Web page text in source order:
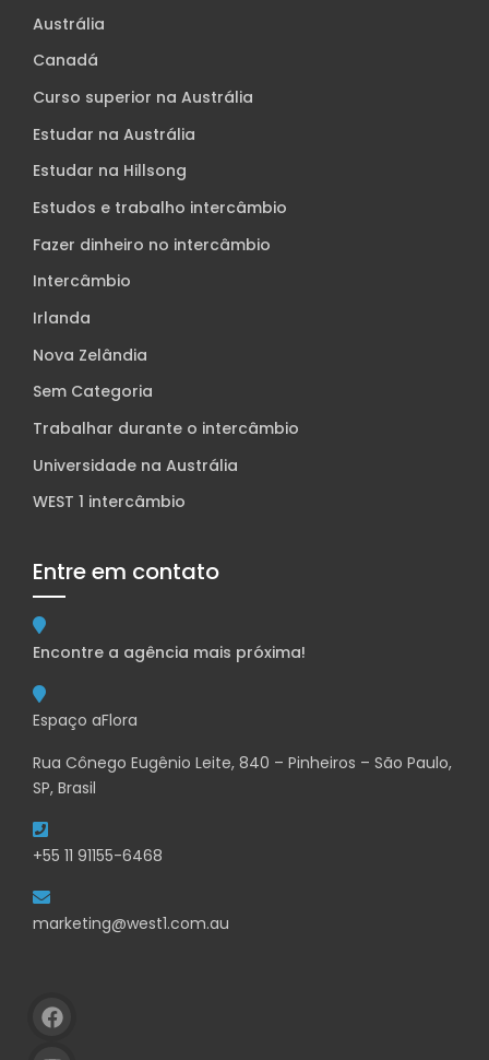
Austrália
Canadá
Curso superior na Austrália
Estudar na Austrália
Estudar na Hillsong
Estudos e trabalho intercâmbio
Fazer dinheiro no intercâmbio
Intercâmbio
Irlanda
Nova Zelândia
Sem Categoria
Trabalhar durante o intercâmbio
Universidade na Austrália
WEST 1 intercâmbio
Entre em contato
Encontre a agência mais próxima!
Espaço aFlora
Rua Cônego Eugênio Leite, 840 – Pinheiros – São Paulo,
SP, Brasil
+55 11 91155-6468
marketing@west1.com.au